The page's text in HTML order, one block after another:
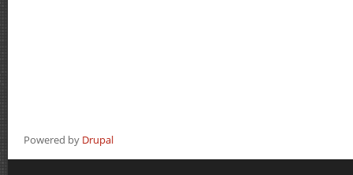
Powered by Drupal